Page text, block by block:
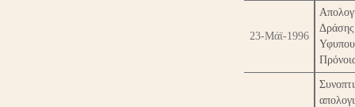
23-Μάϊ-1996
Δράσης